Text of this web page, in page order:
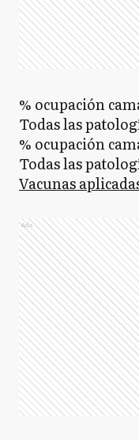
% ocupación
Todas las
% ocupación
Todas las
Vacunas
Ads